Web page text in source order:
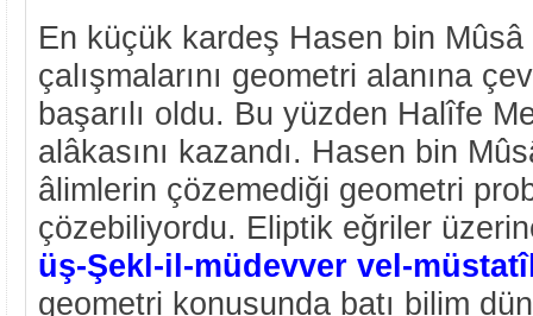
En küçük kardeş Hasen bin
çalışmalarını geometri alanına
başarılı oldu. Bu yüzden Halîfe
alâkasını kazandı. Hasen bin
âlimlerin çözemediği geometri
çözebiliyordu. Eliptik eğriler
üş-Şekl-il-müdevver vel-
geometri konusunda batı bilim